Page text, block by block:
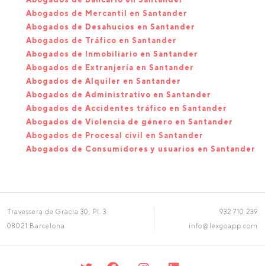
Abogados de Mercantil en Santander
Abogados de Desahucios en Santander
Abogados de Tráfico en Santander
Abogados de Inmobiliario en Santander
Abogados de Extranjería en Santander
Abogados de Alquiler en Santander
Abogados de Administrativo en Santander
Abogados de Accidentes tráfico en Santander
Abogados de Violencia de género en Santander
Abogados de Procesal civil en Santander
Abogados de Consumidores y usuarios en Santander
Travessera de Gràcia 30, Pl. 3
08021 Barcelona
932 710 239
info@lexgoapp.com